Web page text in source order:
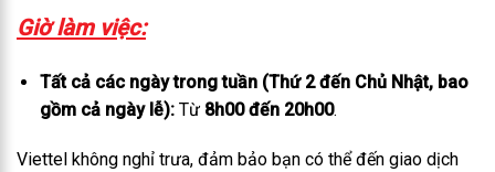
Giờ làm việc:
Tất cả các ngày trong tuần (Thứ 2 đến Chủ Nhật, bao
gồm cả ngày lễ):Từ 8h00 đến 20h00.
Viettel không nghỉ trưa, đảm bảo bạn có thể đến giao dịch